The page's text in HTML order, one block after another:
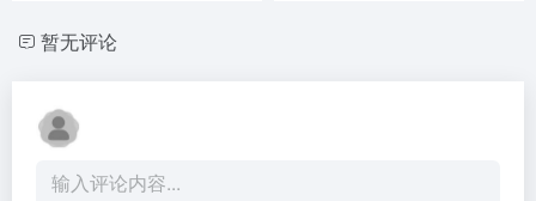
暂无评论